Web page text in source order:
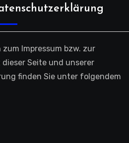
Impressum bzw. zur
Seite und unserer
finden Sie unter folgendem